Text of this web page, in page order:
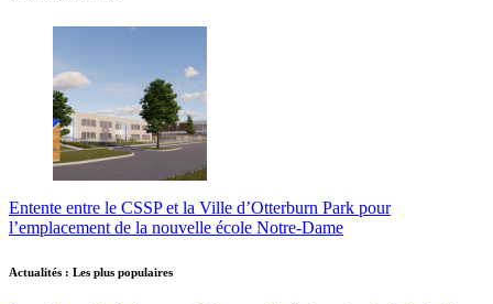
Entente entre le CSSP et la Ville d’Otterburn Park pour
l’emplacement de la nouvelle école Notre-Dame
Actualités : Les plus populaires